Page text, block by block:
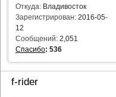
Откуда: Владивосток
Зарегистрирован: 2016-05-
12
Сообщений: 2,051
Спасибо: 536
f-rider